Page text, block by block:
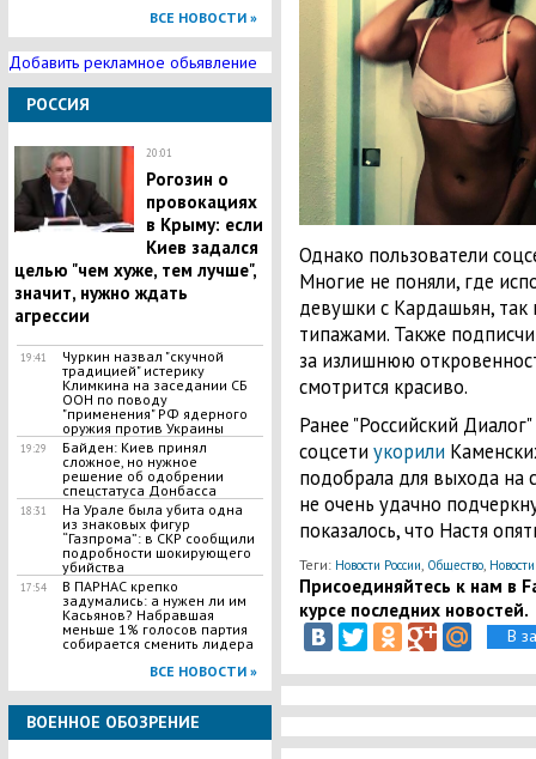
ВСЕ НОВОСТИ »
Добавить рекламное обьявление
РОССИЯ
20:01
Рогозин о
провокациях
в Крыму: если
Киев задался
целью "чем хуже, тем лучше",
значит, нужно ждать
агрессии
19:41
Чуркин назвал "скучной
традицией" истерику
Климкина на заседании СБ
ООН по поводу
"применения" РФ ядерного
оружия против Украины
19:29
Байден: Киев принял
сложное, но нужное
решение об одобрении
спецстатуса Донбасса
18:31
На Урале была убита одна
из знаковых фигур
“Газпрома”: в СКР сообщили
подробности шокирующего
убийства
17:54
В ПАРНАС крепко
задумались: а нужен ли им
Касьянов? Набравшая
меньше 1% голосов партия
собирается сменить лидера
ВСЕ НОВОСТИ »
ВОЕННОЕ ОБОЗРЕНИЕ
Однако пользователи
Многие не поняли, где
девушки с Кардашьян,
типажами. Также
за излишнюю
смотрится красиво.
Ранее "Российский
соцсети укорили
подобрала для выхода на
не очень удачно
показалось, что Настя
Теги: Новости России, Общество,
Присоединяйтесь к нам в
курсе последних новостей.
В